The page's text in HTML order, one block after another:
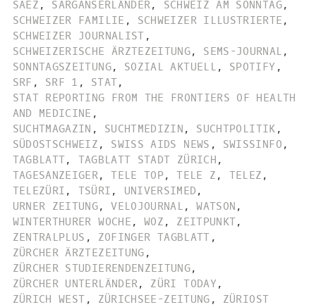
SAEZ , SARGANSERLÄNDER, SCHWEIZ AM SONNTAG,
SCHWEIZER FAMILIE , SCHWEIZER ILLUSTRIERTE ,
SCHWEIZER JOURNALIST ,
SCHWEIZERISCHE ÄRZTEZEITUNG, SEMS-JOURNAL ,
SONNTAGSZEITUNG, SOZIAL AKTUELL , SPOTIFY ,
SRF , SRF 1 , STAT,
STAT REPORTING FROM THE FRONTIERS OF HEALTH
AND MEDICINE ,
SUCHTMAGAZIN , SUCHTMEDIZIN , SUCHTPOLITIK ,
SÜDOSTSCHWEIZ , SWISS AIDS NEWS , SWISSINFO ,
TAGBLATT, TAGBLATT STADT ZÜRICH ,
TAGESANZEIGER, TELE TOP, TELE Z , TELEZ ,
TELEZÜRI , TSÜRI , UNIVERSIMED ,
URNER ZEITUNG, VELOJOURNAL , WATSON ,
WINTERTHURER WOCHE , WOZ , ZEITPUNKT,
ZENTRALPLUS , ZOFINGER TAGBLATT ,
ZÜRCHER ÄRZTEZEITUNG ,
ZÜRCHER STUDIERENDENZEITUNG,
ZÜRCHER UNTERLÄNDER, ZÜRI TODAY,
ZÜRICH WEST , ZÜRICHSEE-ZEITUNG , ZÜRIOST